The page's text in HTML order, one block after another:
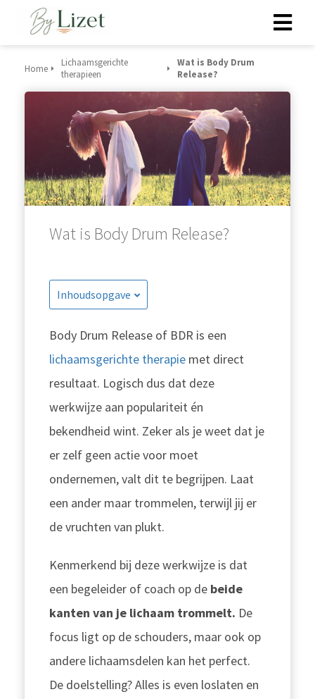
Home
Lichaamsgerichte
therapieen
Wat is Body Drum
Release?
Wat is Body Drum Release?
Inhoudsopgave
Body Drum Release of BDR is een
lichaamsgerichte therapie met direct
resultaat. Logisch dus dat deze
werkwijze aan populariteit én
bekendheid wint. Zeker als je weet dat je
er zelf geen actie voor moet
ondernemen, valt dit te begrijpen. Laat
een ander maar trommelen, terwijl jij er
de vruchten van plukt.
Kenmerkend bij deze werkwijze is dat
een begeleider of coach op de beide
kanten van je lichaam trommelt. De
focus ligt op de schouders, maar ook op
andere lichaamsdelen kan het perfect.
De doelstelling? Alles is even loslaten en